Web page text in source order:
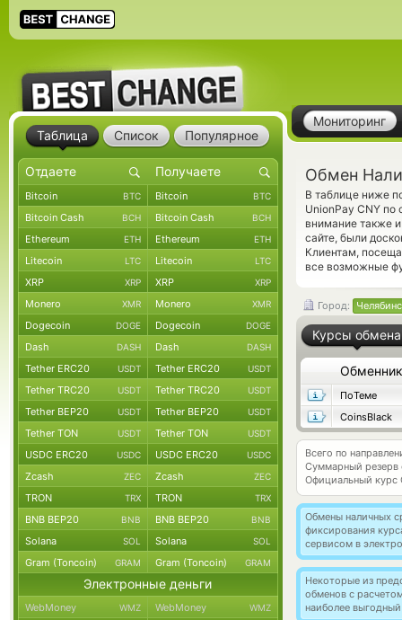
Мониторинг
Обмен
В таблице ниже
UnionPay CNY
внимание также
сайте, были
Клиентам,
все возможные
Город:
Курсы обмена
Обменник
ПоТеме
CoinsBlack
Всего по
Суммарный резерв
Официальный курс
Обмены наличных
фиксирования
сервисом в
Некоторые из
обменов с
наиболее
Таблица Список Популярное
Bitcoin BTC Bitcoin BTC
Bitcoin Cash BCH Bitcoin Cash BCH
Ethereum ETH Ethereum ETH
Litecoin LTC Litecoin LTC
XRP XRP XRP XRP
Monero XMR Monero XMR
Dogecoin DOGE Dogecoin DOGE
Dash DASH Dash DASH
Tether ERC20 USDT Tether ERC20 USDT
Tether TRC20 USDT Tether TRC20 USDT
Tether BEP20 USDT Tether BEP20 USDT
Tether TON USDT Tether TON USDT
USDC ERC20 USDC USDC ERC20 USDC
Zcash ZEC Zcash ZEC
TRON TRX TRON TRX
BNB BEP20 BNB BNB BEP20 BNB
Solana SOL Solana SOL
Gram (Toncoin) GRAM Gram (Toncoin) GRAM
Электронные деньги
WebMoney WMZ WebMoney WMZ